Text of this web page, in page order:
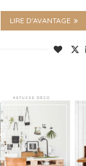
LIRE D'AVANTAGE